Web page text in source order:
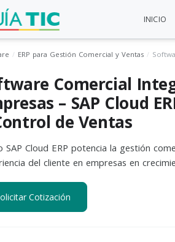
INICIO
ERP para Gestión Comercial y Ventas
Comercial
– SAP Cloud
de Ventas
SAP Cloud ERP potencia la gestión
del cliente en empresas en
Cotización